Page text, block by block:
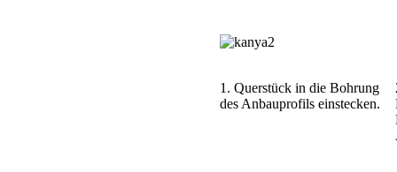
1. Querstück in die Bohrung
des Anbauprofils einstecken.